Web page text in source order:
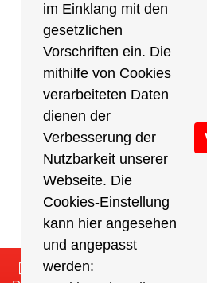
im Einklang mit den
gesetzlichen
Vorschriften ein. Die
mithilfe von Cookies
verarbeiteten Daten
dienen der
Verbesserung der
Nutzbarkeit unserer
Webseite. Die
Cookies-Einstellung
kann hier angesehen
und angepasst
werden:
Partner des
Impressum